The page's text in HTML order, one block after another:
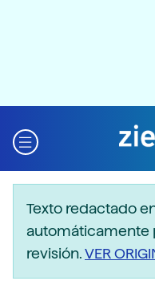
Texto redactado
automáticamente
revisión.VER